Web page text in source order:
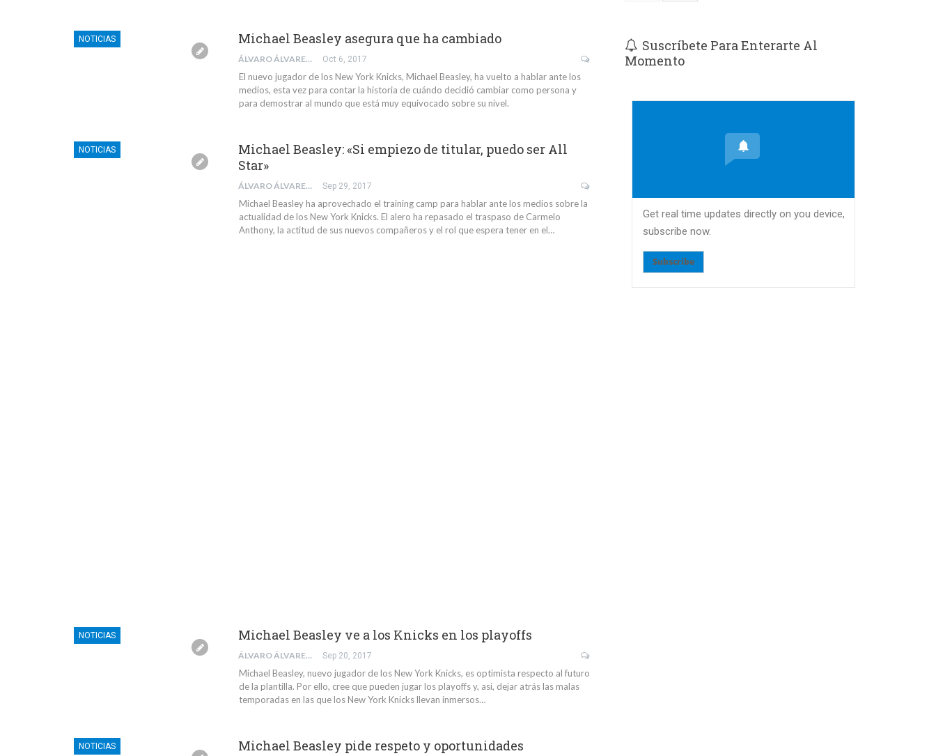
NOTICIAS Michael Beasley asegura que ha cambiado
ÁLVARO ÁLVAREZ VILLEGAS Oct 6, 2017
El nuevo jugador de los New York Knicks, Michael Beasley, ha vuelto a hablar ante los
medios, esta vez para contar la historia de cuándo decidió cambiar como persona y
para demostrar al mundo que está muy equivocado sobre su nivel.
NOTICIAS
Michael Beasley: «Si empiezo de titular, puedo ser All
Star»
ÁLVARO ÁLVAREZ VILLEGAS Sep 29, 2017
Michael Beasley ha aprovechado el training camp para hablar ante los medios sobre la
actualidad de los New York Knicks. El alero ha repasado el traspaso de Carmelo
Anthony, la actitud de sus nuevos compañeros y el rol que espera tener en el…
NOTICIAS Michael Beasley ve a los Knicks en los playoffs
ÁLVARO ÁLVAREZ VILLEGAS Sep 20, 2017
Michael Beasley, nuevo jugador de los New York Knicks, es optimista respecto al futuro
de la plantilla. Por ello, cree que pueden jugar los playoffs y, así, dejar atrás las malas
temporadas en las que los New York Knicks llevan inmersos…
NOTICIAS Michael Beasley pide respeto y oportunidades
Suscríbete Para Enterarte Al
Momento
Get real time updates directly on you device,
subscribe now.
Subscribe